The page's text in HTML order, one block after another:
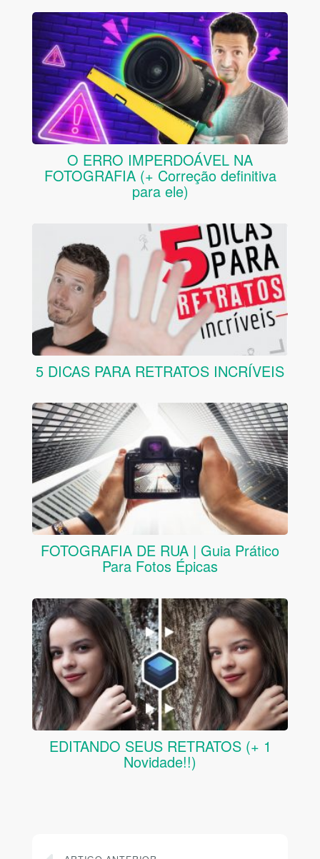
O ERRO IMPERDOÁVEL NA
FOTOGRAFIA (+ Correção definitiva
para ele)
5 DICAS PARA RETRATOS INCRÍVEIS
FOTOGRAFIA DE RUA | Guia Prático
Para Fotos Épicas
EDITANDO SEUS RETRATOS (+ 1
Novidade!!)